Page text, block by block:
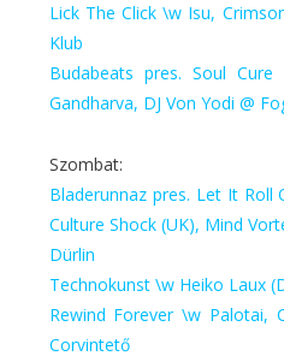
Lick The Click \w Isu,
Klub
Budabeats pres. Soul
Gandharva, DJ Von Yodi @
Szombat:
Bladerunnaz pres. Let It Roll
Culture Shock (UK), Mind
Dürlin
Technokunst \w Heiko Laux
Rewind Forever \w Palotai,
Corvintető